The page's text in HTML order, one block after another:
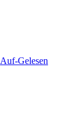
Auf-Gelesen